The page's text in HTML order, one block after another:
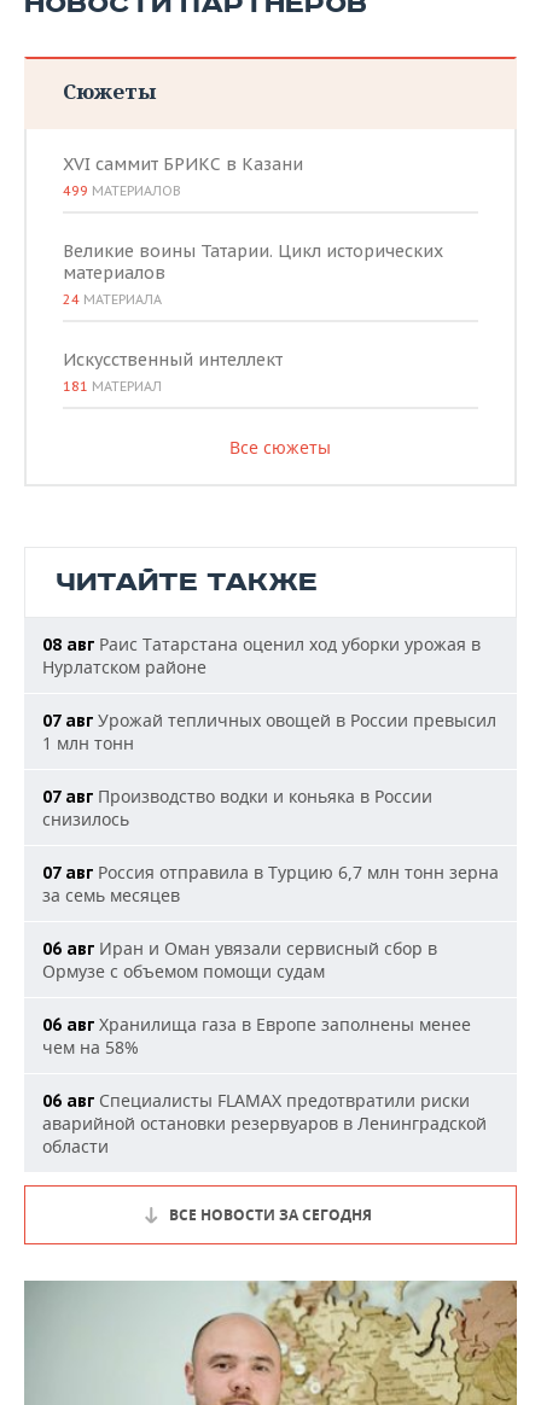
Сюжеты
XVI саммит БРИКС в Казани
499 МАТЕРИАЛОВ
Великие воины Татарии. Цикл исторических
материалов
24 МАТЕРИАЛА
Искусственный интеллект
181 МАТЕРИАЛ
Все сюжеты
ЧИТАЙТЕ ТАКЖЕ
08 авг Раис Татарстана оценил ход уборки урожая в
Нурлатском районе
07 авг Урожай тепличных овощей в России превысил
1 млн тонн
07 авг Производство водки и коньяка в России
снизилось
07 авг Россия отправила в Турцию 6,7 млн тонн зерна
за семь месяцев
06 авг Иран и Оман увязали сервисный сбор в
Ормузе с объемом помощи судам
06 авг Хранилища газа в Европе заполнены менее
чем на 58%
06 авг Специалисты FLAMAX предотвратили риски
аварийной остановки резервуаров в Ленинградской
области
ВСЕ НОВОСТИ ЗА СЕГОДНЯ